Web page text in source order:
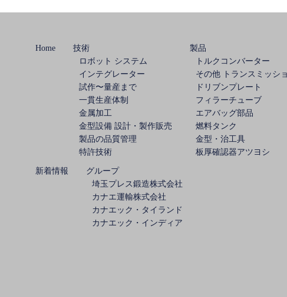
ビ
ゲ
ー
シ
ョ
ン
Home
技術
ロボット システム
インテグレーター
試作〜量産まで
一貫生産体制
金属加工
金型設備 設計・製作販売
製品の品質管理
特許技術
製品
トルクコンバーター
その他 トランスミッシ
ドリブンプレート
フィラーチューブ
エアバッグ部品
燃料タンク
金型・治工具
板厚確認器アツヨシ
新着情報
グループ
埼玉プレス鍛造株式会社
カナエ運輸株式会社
カナエック・タイランド
カナエック・インディア